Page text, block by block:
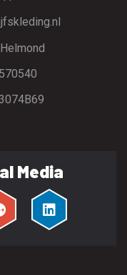
Helmond
Media